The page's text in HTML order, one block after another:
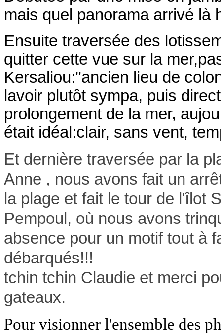
mais quel panorama arrivé là
Ensuite traversée des
quitter cette vue sur la
Kersaliou:"ancien lieu de
lavoir plutôt sympa, puis
prolongement de la mer,
était idéal:clair, sans vent,
Et dernière traversée par la
Anne , nous avons fait un
la plage et fait le tour de l'îlot
Pempoul, où nous avons
absence pour un motif tout à
débarqués!!!
tchin tchin Claudie et merci
gateaux.
Pour visionner l'ensemble des